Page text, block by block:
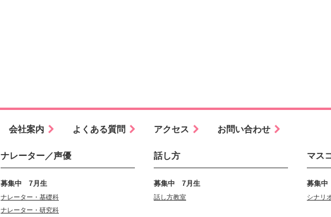
会社案内 よくある質問 アクセス お問い合わせ
ナレーター／声優
募集中 7月生
ナレーター・基礎科
ナレーター・研究科
話し方
募集中 7月生
話し方教室
マス
募集
シナリ